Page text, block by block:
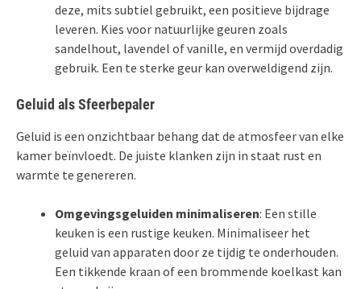
deze, mits subtiel gebruikt, een positieve bijdrage
leveren. Kies voor natuurlijke geuren zoals
sandelhout, lavendel of vanille, en vermijd overdadig
gebruik. Een te sterke geur kan overweldigend zijn.
Geluid als Sfeerbepaler
Geluid is een onzichtbaar behang dat de atmosfeer van elke
kamer beïnvloedt. De juiste klanken zijn in staat rust en
warmte te genereren.
Omgevingsgeluiden minimaliseren: Een stille
keuken is een rustige keuken. Minimaliseer het
geluid van apparaten door ze tijdig te onderhouden.
Een tikkende kraan of een brommende koelkast kan